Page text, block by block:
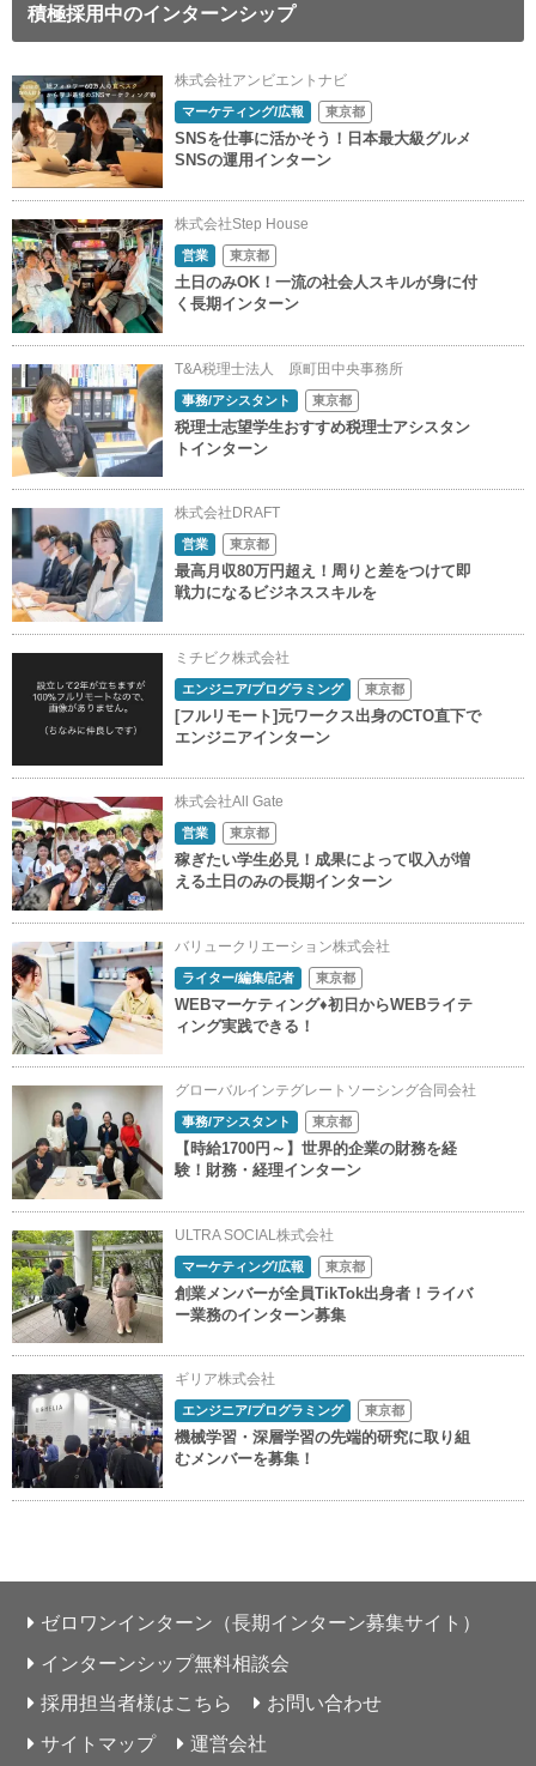
積極採用中のインターンシップ
株式会社アンビエントナビ
マーケティング/広報 東京都
SNSを仕事に活かそう！日本最大級グルメ
SNSの運用インターン
株式会社Step House
営業 東京都
土日のみOK！一流の社会人スキルが身に付
く長期インターン
T&A税理士法人 原町田中央事務所
事務/アシスタント 東京都
税理士志望学生おすすめ税理士アシスタン
トインターン
株式会社DRAFT
営業 東京都
最高月収80万円超え！周りと差をつけて即
戦力になるビジネススキルを
ミチビク株式会社
エンジニア/プログラミング 東京都
[フルリモート]元ワークス出身のCTO直下で
エンジニアインターン
株式会社All Gate
営業 東京都
稼ぎたい学生必見！成果によって収入が増
える土日のみの長期インターン
バリュークリエーション株式会社
ライター/編集/記者 東京都
WEBマーケティング♦初日からWEBライテ
ィング実践できる！
グローバルインテグレートソーシング合同会社
事務/アシスタント 東京都
【時給1700円～】世界的企業の財務を経
験！財務・経理インターン
ULTRA SOCIAL株式会社
マーケティング/広報 東京都
創業メンバーが全員TikTok出身者！ライバ
ー業務のインターン募集
ギリア株式会社
エンジニア/プログラミング 東京都
機械学習・深層学習の先端的研究に取り組
むメンバーを募集！
ゼロワンインターン（長期インターン募集サイト）
インターンシップ無料相談会
採用担当者様はこちら
お問い合わせ
サイトマップ
運営会社